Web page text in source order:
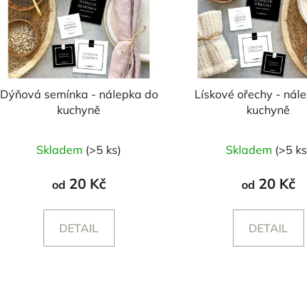
Dýňová semínka - nálepka do
kuchyně
Skladem (>5 ks)
od 20 Kč
DETAIL
Lískové ořechy -
kuchyně
Skladem (>5
od 20 Kč
DETAIL